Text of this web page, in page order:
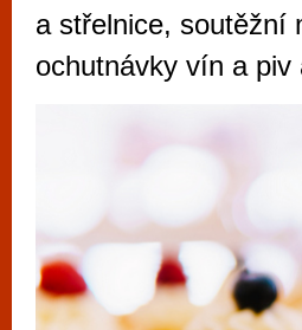
a střelnice, soutěžní
ochutnávky vín a piv